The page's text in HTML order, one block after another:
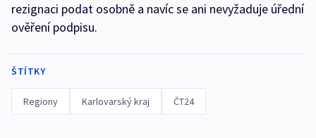
rezignaci podat osobně a navíc se ani nevyžaduje úřední
ověření podpisu.
ŠTÍTKY
Regiony Karlovarský kraj ČT24